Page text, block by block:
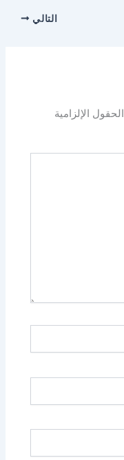
التالي
الحقول الإلزامية